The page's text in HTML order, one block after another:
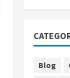
Blog